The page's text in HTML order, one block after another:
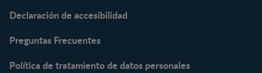
NESCARE®
Herramientas
Declaración de accesibilidad
Preguntas Frecuentes
Política de tratamiento de datos personales